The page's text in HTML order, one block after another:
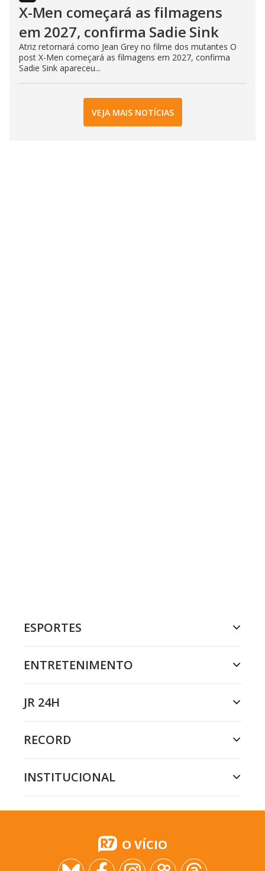
X-Men começará as filmagens
em 2027, confirma Sadie Sink
Atriz retornará como Jean Grey no filme dos mutantes O
post X-Men começará as filmagens em 2027, confirma
Sadie Sink apareceu...
VEJA MAIS NOTÍCIAS
ESPORTES
ENTRETENIMENTO
JR 24H
RECORD
INSTITUCIONAL
O VÍCIO